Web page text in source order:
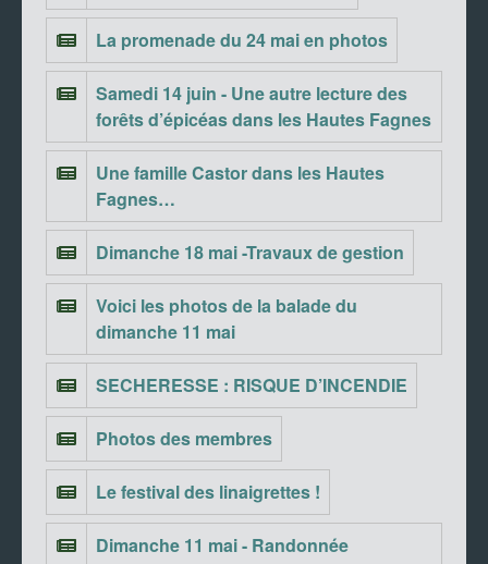
La promenade du 24 mai en photos
Samedi 14 juin - Une autre lecture des
forêts d’épicéas dans les Hautes Fagnes
Une famille Castor dans les Hautes
Fagnes…
Dimanche 18 mai -Travaux de gestion
Voici les photos de la balade du
dimanche 11 mai
SECHERESSE : RISQUE D’INCENDIE
Photos des membres
Le festival des linaigrettes !
Dimanche 11 mai - Randonnée